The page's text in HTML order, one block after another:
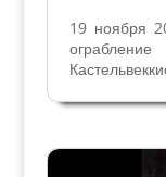
19 ноября
них
Тинторетто,